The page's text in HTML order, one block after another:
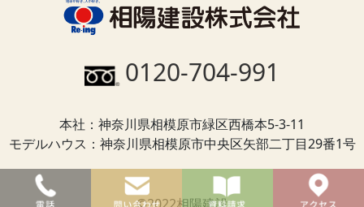
0120-704-991
本社：神奈川県相模原市緑区西橋本5-3-11
モデルハウス：神奈川県相模原市中央区矢部二丁目29番1号